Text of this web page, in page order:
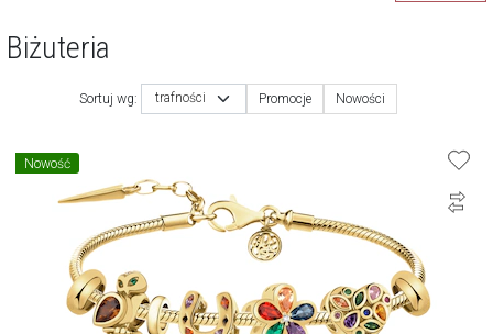
Biżuteria
Sortuj wg: trafności Promocje Nowości
Nowość